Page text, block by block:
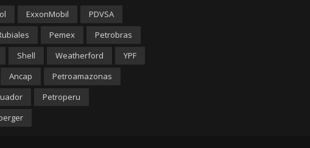
ExxonMobil
PDVSA
Pemex
Petrobras
Shell Weatherford
YPF
Ancap
Petroamazonas
Petroperu